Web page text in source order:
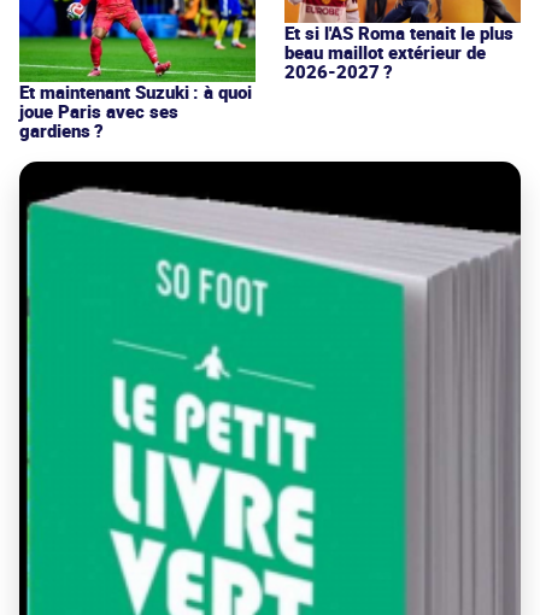
Et maintenant Suzuki : à quoi
joue Paris avec ses
gardiens ?
Et si l'AS Roma tenait le plus
beau maillot extérieur de
2026-2027 ?